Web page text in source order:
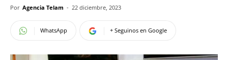
Por Agencia Telam - 22 diciembre, 2023
WhatsApp + Seguinos en Google